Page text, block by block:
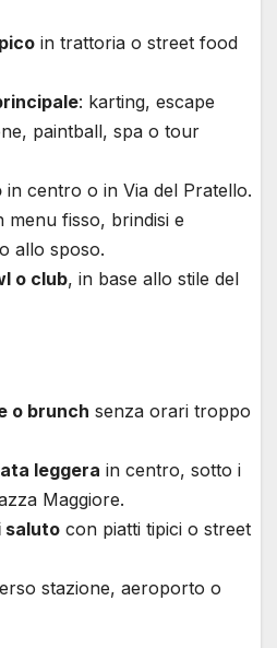
in trattoria o street food
: karting, escape
paintball, spa o tour
in centro o in Via del Pratello.
menu fisso, brindisi e
allo sposo.
o club, in base allo stile del
o brunch senza orari troppo
leggera in centro, sotto i
Maggiore.
saluto con piatti tipici o street
stazione, aeroporto o